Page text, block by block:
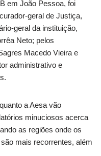
em João Pessoa, foi
geral de Justiça,
geral da instituição,
Neto; pelos
Macedo Vieira e
administrativo e
a Aesa vão
minuciosos acerca
as regiões onde os
mais recorrentes, além